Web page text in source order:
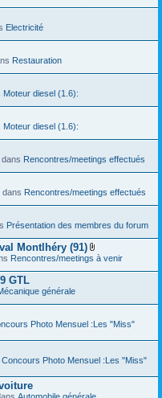
Electricité
Restauration
Moteur diesel (1.6):
Moteur diesel (1.6):
Rencontres/meetings effectués
dans Rencontres/meetings effectués
Présentation des membres du forum
Montlhéry (91)
F
c
e
(
)
o
Rencontres/meetings à venir
GTL
générale
Photo Mensuel :Les "Miss"
Concours Photo Mensuel :Les "Miss"
Automobile générale